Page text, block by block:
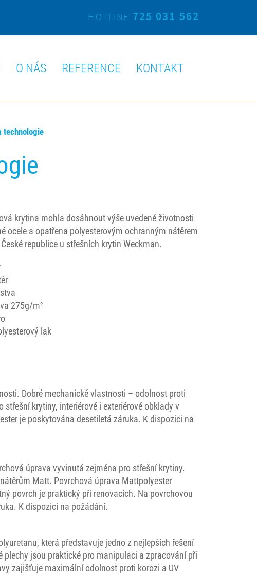
HOTLINE 725 031 562
O NÁS REFERENCE KONTAKT
technologie
krytina mohla dosáhnout výše uvedené životnosti
ocele a opatřena polyesterovým ochranným nátěrem
republice u střešních krytin Weckman.
275g/m2
lak
Dobré mechanické vlastnosti – odolnost proti
krytiny, interiérové i exteriérové obklady v
je poskytována desetiletá záruka. K dispozici na
úprava vyvinutá zejména pro střešní krytiny.
Matt. Povrchová úprava Mattpolyester
povrch je praktický při renovacích. Na povrchovou
K dispozici na požádání.
která představuje jedno z nejlepších řešení
jsou praktické pro manipulaci a zpracování při
zajišťuje maximální odolnost proti korozi a UV